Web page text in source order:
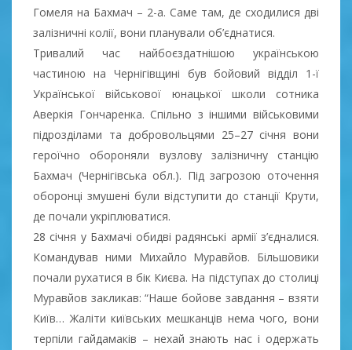
Гомеля на Бахмач – 2-а. Саме там, де сходилися дві
залізничні колії, вони планували об’єднатися.
Тривалий час найбоєздатнішою українською
частиною на Чернігівщині був бойовий відділ 1-ї
Української військової юнацької школи сотника
Аверкія Гончаренка. Спільно з іншими військовими
підрозділами та добровольцями 25–27 січня вони
героїчно обороняли вузлову залізничну станцію
Бахмач (Чернігівська обл.). Під загрозою оточення
оборонці змушені були відступити до станції Крути,
де почали укріплюватися.
28 січня у Бахмачі обидві радянські армії з’єдналися.
Командував ними Михайло Муравйов. Більшовики
почали рухатися в бік Києва. На підступах до столиці
Муравйов закликав: “Наше бойове завдання – взяти
Київ… Жаліти київських мешканців нема чого, вони
терпіли гайдамаків – нехай знають нас і одержать